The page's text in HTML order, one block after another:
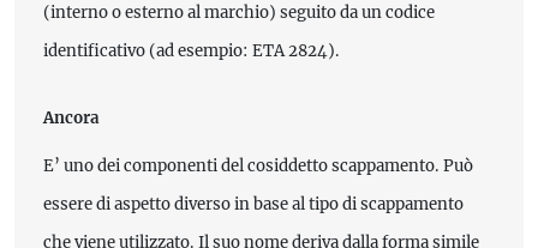
(interno o esterno al marchio) seguito da un codice
identificativo (ad esempio: ETA 2824).
Ancora
E’ uno dei componenti del cosiddetto scappamento. Può
essere di aspetto diverso in base al tipo di scappamento
che viene utilizzato. Il suo nome deriva dalla forma simile